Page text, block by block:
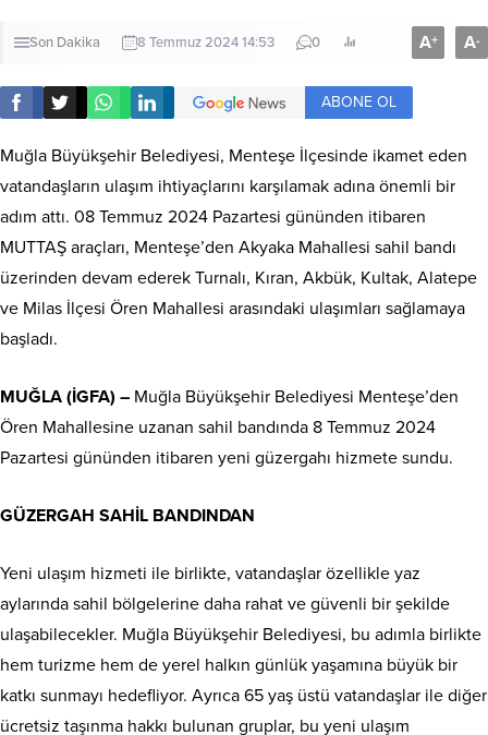
Son Dakika 8 Temmuz 2024 14:53 0 A+ A-
ABONE OL
Muğla Büyükşehir Belediyesi, Menteşe İlçesinde ikamet eden
vatandaşların ulaşım ihtiyaçlarını karşılamak adına önemli bir
adım attı. 08 Temmuz 2024 Pazartesi gününden itibaren
MUTTAŞ araçları, Menteşe’den Akyaka Mahallesi sahil bandı
üzerinden devam ederek Turnalı, Kıran, Akbük, Kultak, Alatepe
ve Milas İlçesi Ören Mahallesi arasındaki ulaşımları sağlamaya
başladı.
MUĞLA (İGFA) – Muğla Büyükşehir Belediyesi Menteşe’den
Ören Mahallesine uzanan sahil bandında 8 Temmuz 2024
Pazartesi gününden itibaren yeni güzergahı hizmete sundu.
GÜZERGAH SAHİL BANDINDAN
Yeni ulaşım hizmeti ile birlikte, vatandaşlar özellikle yaz
aylarında sahil bölgelerine daha rahat ve güvenli bir şekilde
ulaşabilecekler. Muğla Büyükşehir Belediyesi, bu adımla birlikte
hem turizme hem de yerel halkın günlük yaşamına büyük bir
katkı sunmayı hedefliyor. Ayrıca 65 yaş üstü vatandaşlar ile diğer
ücretsiz taşınma hakkı bulunan gruplar, bu yeni ulaşım